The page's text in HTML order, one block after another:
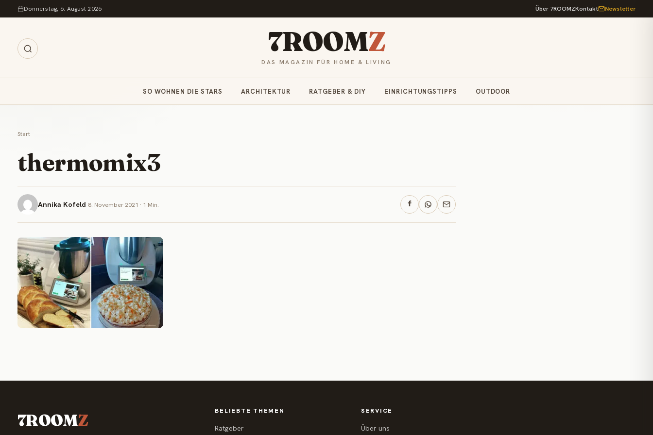
Zum Inhalt springen
Donnerstag, 6. August 2026 Über 7ROOMZKontakt Newsletter
7ROOMZ
DAS MAGAZIN FÜR HOME & LIVING
SO WOHNEN DIE STARS ARCHITEKTUR RATGEBER & DIY EINRICHTUNGSTIPPS OUTDOOR
Start
thermomix3
Annika Kofeld 8. November 2021 · 1 Min.
7ROOMZ BELIEBTE THEMEN
Ratgeber
SERVICE
Über uns